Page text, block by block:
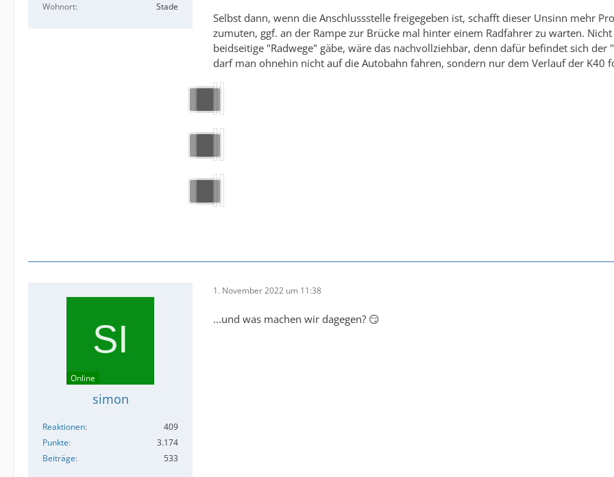
Wohnort
Stade
Selbst dann, wenn die Anschlussstelle freigegeben ist, schafft dieser Unsinn mehr
zumuten, ggf. an der Rampe zur Brücke mal hinter einem Radfahrer zu warten.
beidseitige "Radwege" gäbe, wäre das nachvollziehbar, denn dafür befindet sich
darf man ohnehin nicht auf die Autobahn fahren, sondern nur dem Verlauf der K40
Online
simon
Reaktionen
409
Punkte
3.174
Beiträge
533
1. November 2022 um 11:38
...und was machen wir dagegen? 😏